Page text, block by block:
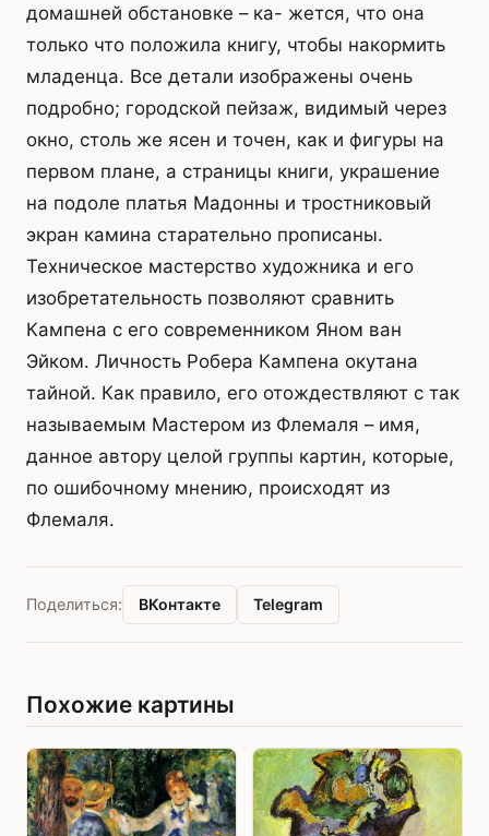
домашней обстановке – ка- жется, что она
только что положила книгу, чтобы накормить
младенца. Все детали изображены очень
подробно; городской пейзаж, видимый через
окно, столь же ясен и точен, как и фигуры на
первом плане, а страницы книги, украшение
на подоле платья Мадонны и тростниковый
экран камина старательно прописаны.
Техническое мастерство художника и его
изобретательность позволяют сравнить
Кампена с его современником Яном ван
Эйком. Личность Робера Кампена окутана
тайной. Как правило, его отождествляют с так
называемым Мастером из Флемаля – имя,
данное автору целой группы картин, которые,
по ошибочному мнению, происходят из
Флемаля.
Поделиться: ВКонтакте Telegram
Похожие картины